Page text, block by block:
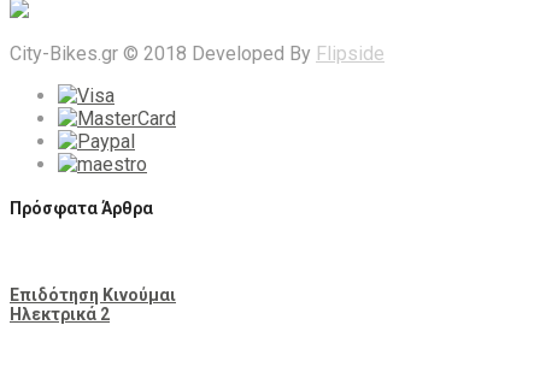
City-Bikes.gr © 2018 Developed By Flipside
Πρόσφατα Άρθρα
Επιδότηση Κινούμαι
Ηλεκτρικά 2